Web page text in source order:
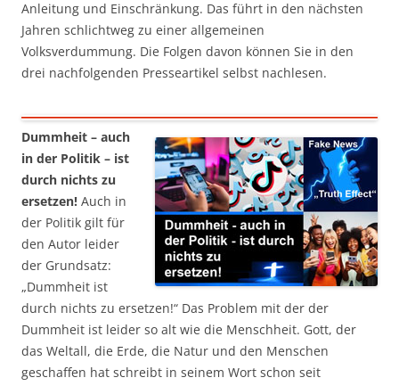
Anleitung und Einschränkung. Das führt in den nächsten
Jahren schlichtweg zu einer allgemeinen
Volksverdummung. Die Folgen davon können Sie in den
drei nachfolgenden Presseartikel selbst nachlesen.
Dummheit – auch
in der Politik – ist
durch nichts zu
ersetzen! Auch in
der Politik gilt für
den Autor leider
der Grundsatz:
„Dummheit ist
durch nichts zu ersetzen!“ Das Problem mit der der
Dummheit ist leider so alt wie die Menschheit. Gott, der
das Weltall, die Erde, die Natur und den Menschen
geschaffen hat schreibt in seinem Wort schon seit